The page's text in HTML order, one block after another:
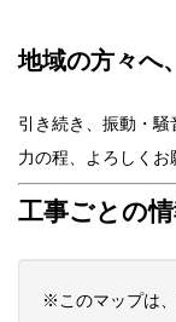
地域の方々へ
引き続き、振動・
力の程、よろしくお
工事ごとの
※このマップは